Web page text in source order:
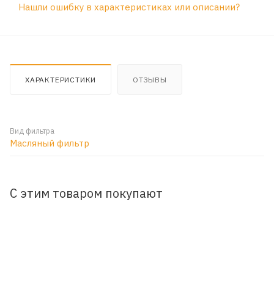
Нашли ошибку в характеристиках или описании?
ХАРАКТЕРИСТИКИ ОТЗЫВЫ
Вид фильтра
Масляный фильтр
С этим товаром покупают